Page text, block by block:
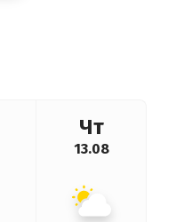
Чт
13.08